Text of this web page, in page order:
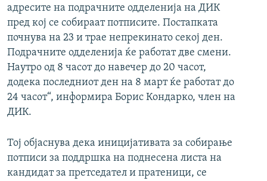
адресите на подрачните одделенија на ДИК
пред кој се собираат потписите. Постапката
почнува на 23 и трае непрекинато секој ден.
Подрачните одделенија ќе работат две смени.
Наутро од 8 часот до навечер до 20 часот,
додека последниот ден на 8 март ќе работат до
24 часот“, информира Борис Кондарко, член на
ДИК.
Тој објаснува дека иницијативата за собирање
потписи за поддршка на поднесена листа на
кандидат за претседател и пратеници, се